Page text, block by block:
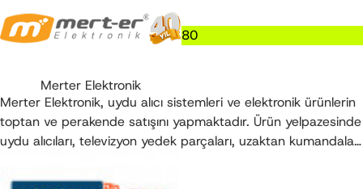
Merter Elektronik
80
Merter Elektronik, uydu alıcı sistemleri ve elektronik ürünlerin
toptan ve perakende satışını yapmaktadır. Ürün yelpazesinde
uydu alıcıları, televizyon yedek parçaları, uzaktan kumandalar,
piller, oto ses ve görüntü sistemleri, bilgisayar çevre birimleri,